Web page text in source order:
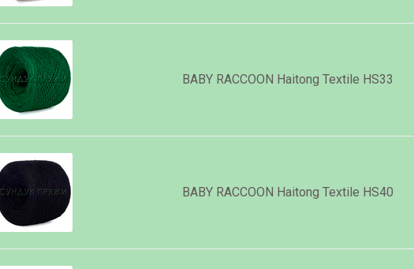
BABY RACCOON Haitong Textile HS33
BABY RACCOON Haitong Textile HS40